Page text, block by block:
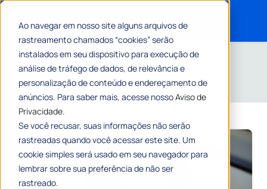
Ao navegar em nosso site alguns arquivos de
rastreamento chamados “cookies” serão
instalados em seu dispositivo para execução de
análise de tráfego de dados, de relevância e
personalização de conteúdo e endereçamento de
anúncios. Para saber mais, acesse nossoAviso de
Privacidade.
Se você recusar, suas informações não serão
rastreadas quando você acessar este site. Um
cookie simples será usado em seu navegador para
lembrar sobre sua preferência de não ser
rastreado.
Home »Legislação
Conteúdos sobre
Legislação